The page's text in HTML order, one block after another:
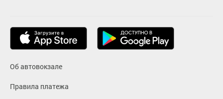
Об автовокзале
Правила платежа